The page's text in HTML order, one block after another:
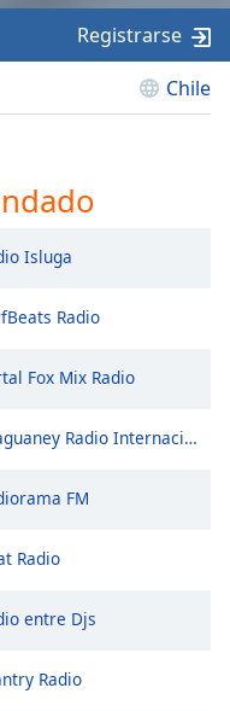
Chile
Registrarse
Isluga
Radio
Fox Mix Radio
Radio Internacional
FM
Radio
entre Djs
Radio